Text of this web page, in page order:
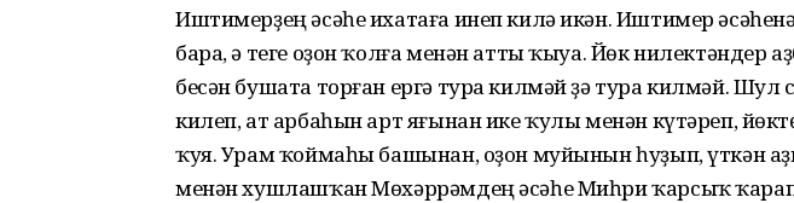
Иштимерҙең әсәһе ихатаға инеп килә икән. Иштимер
бара, ә теге оҙон ҡолға менән атты ҡыуа. Йөк нилектәндер
бесән бушата торған ергә тура килмәй ҙә тура килмәй. Шул
килеп, ат арбаһын арт яғынан ике ҡулы менән күтәреп,
ҡуя. Урам ҡоймаһы башынан, оҙон муйынын һуҙып, үткән
менән хушлашҡан Мөхәррәмдең әсәһе Миһри ҡарсыҡ